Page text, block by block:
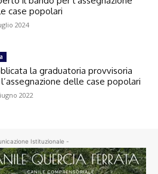
case popolari
2024
la graduatoria provvisoria
delle case popolari
2022
Istituzionale -